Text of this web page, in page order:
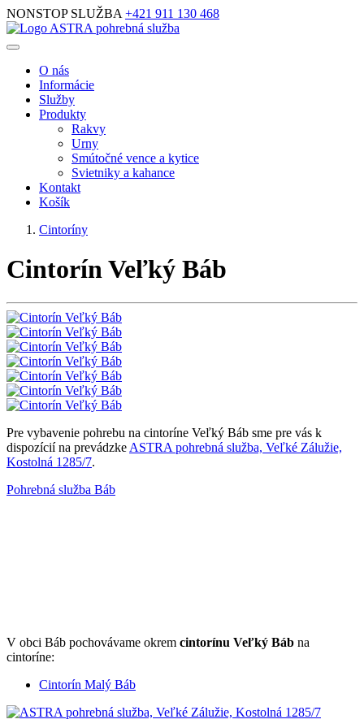
NONSTOP SLUŽBA +421 911 130 468
O nás
Informácie
Služby
Produkty
Rakvy
Urny
Smútočné vence a kytice
Svietniky a kahance
Kontakt
Košík
Cintoríny
Cintorín Veľký Báb
Pre vybavenie pohrebu na cintoríne Veľký Báb sme pre vás k
dispozícií na prevádzke ASTRA pohrebná služba, Veľké Zálužie,
Kostolná 1285/7.
Pohrebná služba Báb
V obci Báb pochovávame okrem cintorínu Veľký Báb na
cintoríne:
Cintorín Malý Báb